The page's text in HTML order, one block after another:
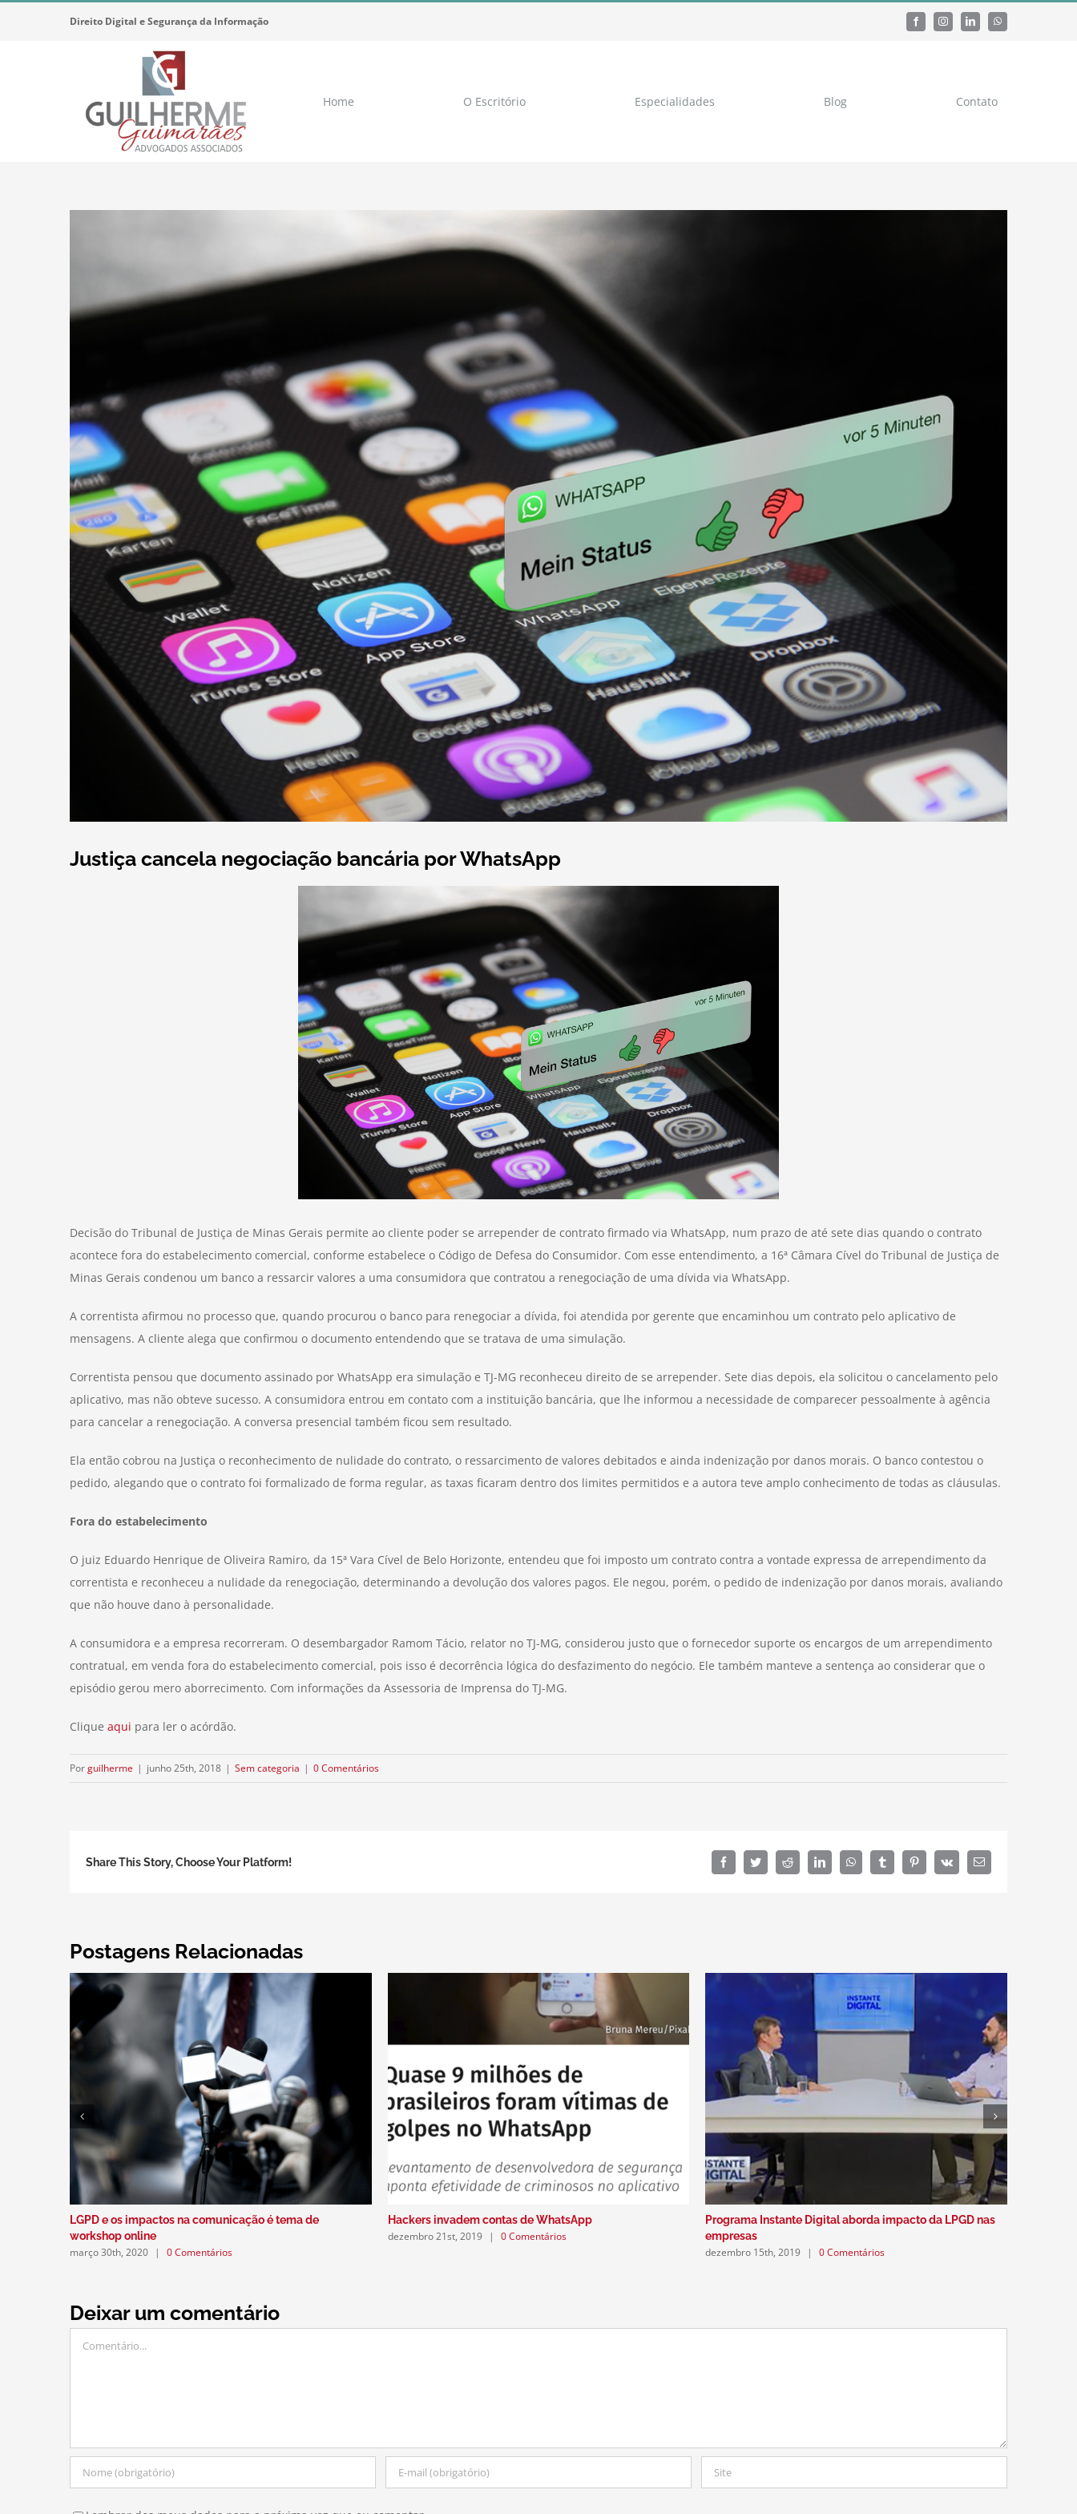
Direito Digital e Segurança da Informação
Home O Escritório Especialidades Blog Contato
Justiça cancela negociação bancária por WhatsApp
Decisão do Tribunal de Justiça de Minas Gerais permite ao cliente poder se arrepender de contrato firmado via WhatsApp, num prazo de até sete dias quando o contrato
acontece fora do estabelecimento comercial, conforme estabelece o Código de Defesa do Consumidor. Com esse entendimento, a 16ª Câmara Cível do Tribunal de Justiça de
Minas Gerais condenou um banco a ressarcir valores a uma consumidora que contratou a renegociação de uma dívida via WhatsApp.
A correntista afirmou no processo que, quando procurou o banco para renegociar a dívida, foi atendida por gerente que encaminhou um contrato pelo aplicativo de
mensagens. A cliente alega que confirmou o documento entendendo que se tratava de uma simulação.
Correntista pensou que documento assinado por WhatsApp era simulação e TJ-MG reconheceu direito de se arrepender. Sete dias depois, ela solicitou o cancelamento pelo
aplicativo, mas não obteve sucesso. A consumidora entrou em contato com a instituição bancária, que lhe informou a necessidade de comparecer pessoalmente à agência
para cancelar a renegociação. A conversa presencial também ficou sem resultado.
Ela então cobrou na Justiça o reconhecimento de nulidade do contrato, o ressarcimento de valores debitados e ainda indenização por danos morais. O banco contestou o
pedido, alegando que o contrato foi formalizado de forma regular, as taxas ficaram dentro dos limites permitidos e a autora teve amplo conhecimento de todas as cláusulas.
Fora do estabelecimento
O juiz Eduardo Henrique de Oliveira Ramiro, da 15ª Vara Cível de Belo Horizonte, entendeu que foi imposto um contrato contra a vontade expressa de arrependimento da
correntista e reconheceu a nulidade da renegociação, determinando a devolução dos valores pagos. Ele negou, porém, o pedido de indenização por danos morais, avaliando
que não houve dano à personalidade.
A consumidora e a empresa recorreram. O desembargador Ramom Tácio, relator no TJ-MG, considerou justo que o fornecedor suporte os encargos de um arrependimento
contratual, em venda fora do estabelecimento comercial, pois isso é decorrência lógica do desfazimento do negócio. Ele também manteve a sentença ao considerar que o
episódio gerou mero aborrecimento. Com informações da Assessoria de Imprensa do TJ-MG.
Clique aqui para ler o acórdão.
Porguilherme | junho 25th, 2018 | Sem categoria | 0 Comentários
Share This Story, Choose Your Platform! FacebookTwitterReddit LinkedInWhatsAppTumblrPinterest
Vk
E-
mail
Postagens Relacionadas
LGPD e os impactos na comunicação é tema de
workshop online
março 30th, 2020 | 0 Comentários
Hackers invadem contas de WhatsApp
dezembro 21st, 2019 | 0 Comentários
Programa Instante Digital aborda impacto da LPGD nas
empresas
dezembro 15th, 2019 | 0 Comentários
Deixar um comentário
Comentário